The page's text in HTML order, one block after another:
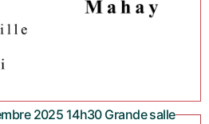
2025 14h30 Grande salle